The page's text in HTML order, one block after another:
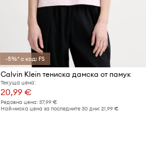
-5%* с код: FS
Calvin Klein тениска дамска от памук
Текуща цена:
20,99 €
Редовна цена: 37,99 €
Най-ниска цена за последните 30 дни: 21,99 €